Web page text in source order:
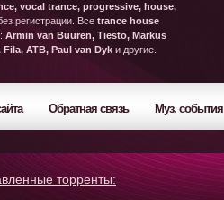
vocal trance, progressive, house,
регистрации. Все trance house
Armin van Buuren, Tiesto, Markus
ATB, Paul van Dyk и другие.
Обратная связь Муз. события
торренты: